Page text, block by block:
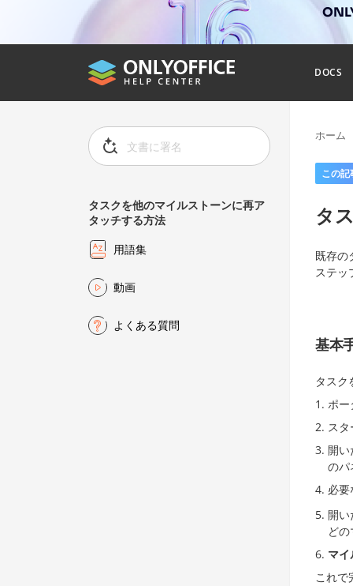
DOCS
タスクを他のマイルストーンに再ア
タッチする方法
用語集
動画
よくある質問
ホーム
この
タ
既存の
ステッ
基本
タスク
ポー
ス
開
のパ
必
開
ど
マ
これで